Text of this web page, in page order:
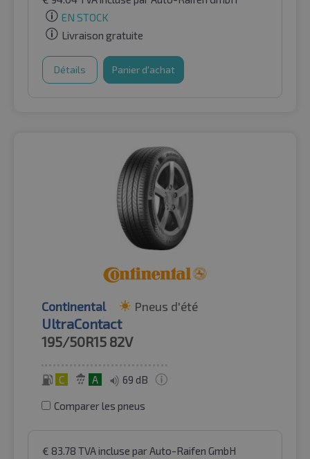
EN STOCK
Livraison gratuite
Détails Panier d'achat
Continental Pneus d'été
UltraContact
195/50R15 82V
C A 69 dB
Comparer les pneus
€ 83.78 TVA incluse par Auto-Raifen GmbH